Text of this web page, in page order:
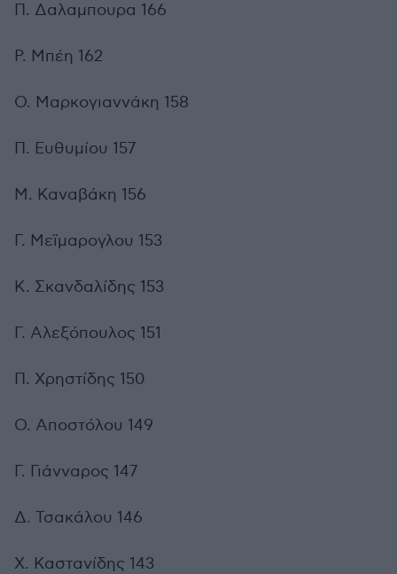
Π. Δαλαμπουρα 166
Ρ. Μπέη 162
Ο. Μαρκογιαννάκη 158
Π. Ευθυμίου 157
Μ. Καναβάκη 156
Γ. Μεϊμαρογλου 153
Κ. Σκανδαλίδης 153
Γ. Αλεξόπουλος 151
Π. Χρηστίδης 150
Ο. Αποστόλου 149
Γ. Γιάνναρος 147
Δ. Τσακάλου 146
Χ. Καστανίδης 143